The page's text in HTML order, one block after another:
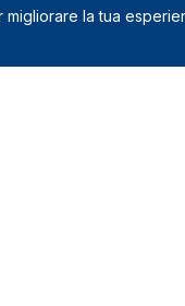
la tua